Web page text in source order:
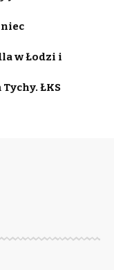
w Łodzi i
ŁKS